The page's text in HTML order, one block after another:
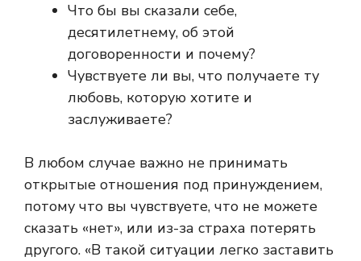
Что бы вы сказали себе,
десятилетнему, об этой
договоренности и почему?
Чувствуете ли вы, что получаете ту
любовь, которую хотите и
заслуживаете?
В любом случае важно не принимать
открытые отношения под принуждением,
потому что вы чувствуете, что не можете
сказать «нет», или из-за страха потерять
другого. «В такой ситуации легко заставить